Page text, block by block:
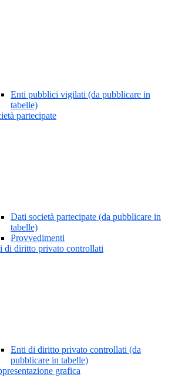
Enti pubblici vigilati (da pubblicare in
tabelle)
partecipate
Dati società partecipate (da pubblicare in
tabelle)
Provvedimenti
di diritto privato controllati
Enti di diritto privato controllati (da
pubblicare in tabelle)
grafica